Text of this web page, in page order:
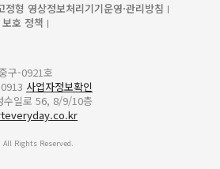
정형 영상정보처리기기운영·관리방침
호 정책
구-0921호
사업자정보확인
수일로 56, 8/9/10층
All Rights Reserved.